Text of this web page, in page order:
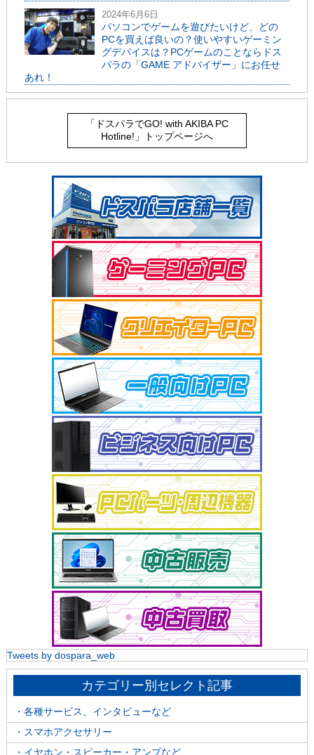
2024年6月6日
パソコンでゲームを遊びたいけど、どの
PCを買えば良いの？使いやすいゲーミン
グデバイスは？PCゲームのことならドス
パラの「GAME アドバイザー」にお任せ
あれ！
「ドスパラでGO! with AKIBA PC
Hotline!」トップページへ
Tweets by dospara_web
カテゴリー別セレクト記事
・各種サービス、インタビューなど
・スマホアクセサリー
・イヤホン・スピーカー・アンプなど